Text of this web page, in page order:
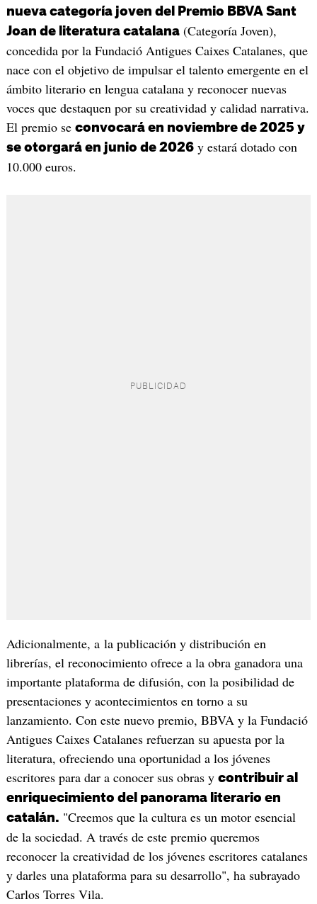
nueva categoría joven del Premio BBVA Sant
Joan de literatura catalana(Categoría Joven),
concedida por la Fundació Antigues Caixes Catalanes, que
nace con el objetivo de impulsar el talento emergente en el
ámbito literario en lengua catalana y reconocer nuevas
voces que destaquen por su creatividad y calidad narrativa.
El premio se convocará en noviembre de 2025 y
se otorgará en junio de 2026y estará dotado con
10.000 euros.
Adicionalmente, a la publicación y distribución en
librerías, el reconocimiento ofrece a la obra ganadora una
importante plataforma de difusión, con la posibilidad de
presentaciones y acontecimientos en torno a su
lanzamiento. Con este nuevo premio, BBVA y la Fundació
Antigues Caixes Catalanes refuerzan su apuesta por la
literatura, ofreciendo una oportunidad a los jóvenes
escritores para dar a conocer sus obras y contribuir al
enriquecimiento del panorama literario en
catalán. "Creemos que la cultura es un motor esencial
de la sociedad. A través de este premio queremos
reconocer la creatividad de los jóvenes escritores catalanes
y darles una plataforma para su desarrollo", ha subrayado
Carlos Torres Vila.